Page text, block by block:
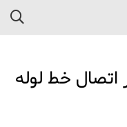
خط لوله